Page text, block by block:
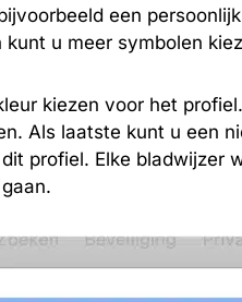
een
kunt u meer symbolen
kiezen voor het
Als laatste kunt u een
profiel. Elke bladwijzer